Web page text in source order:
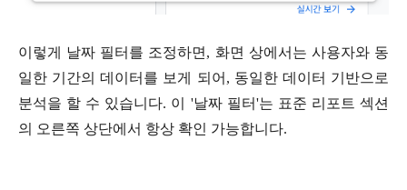
이렇게 날짜 필터를 조정하면, 화면 상에서는 사용자와 동
일한 기간의 데이터를 보게 되어, 동일한 데이터 기반으로
분석을 할 수 있습니다. 이 '날짜 필터'는 표준 리포트 섹션
의 오른쪽 상단에서 항상 확인 가능합니다.